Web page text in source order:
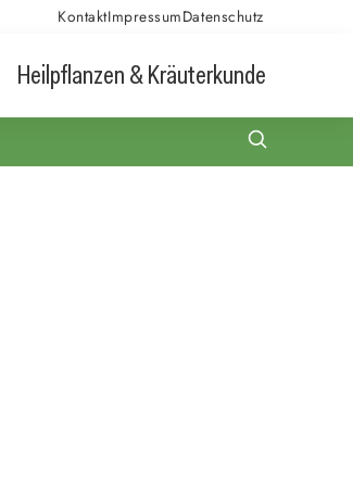
KontaktImpressumDatenschutz
Heilpflanzen & Kräuterkunde